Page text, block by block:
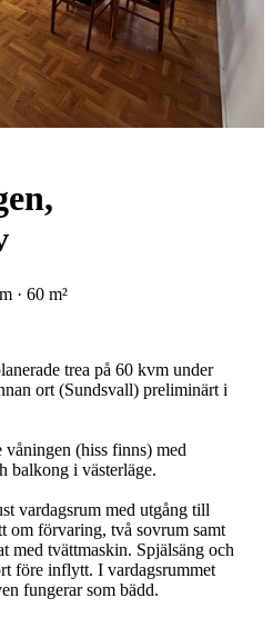
· 60 m²
trea på 60 kvm under
ort (Sundsvall) preliminärt i
(hiss finns) med
balkong i västerläge.
vardagsrum med utgång till
om förvaring, två sovrum samt
med tvättmaskin. Spjälsäng och
före inflytt. I vardagsrummet
fungerar som bädd.